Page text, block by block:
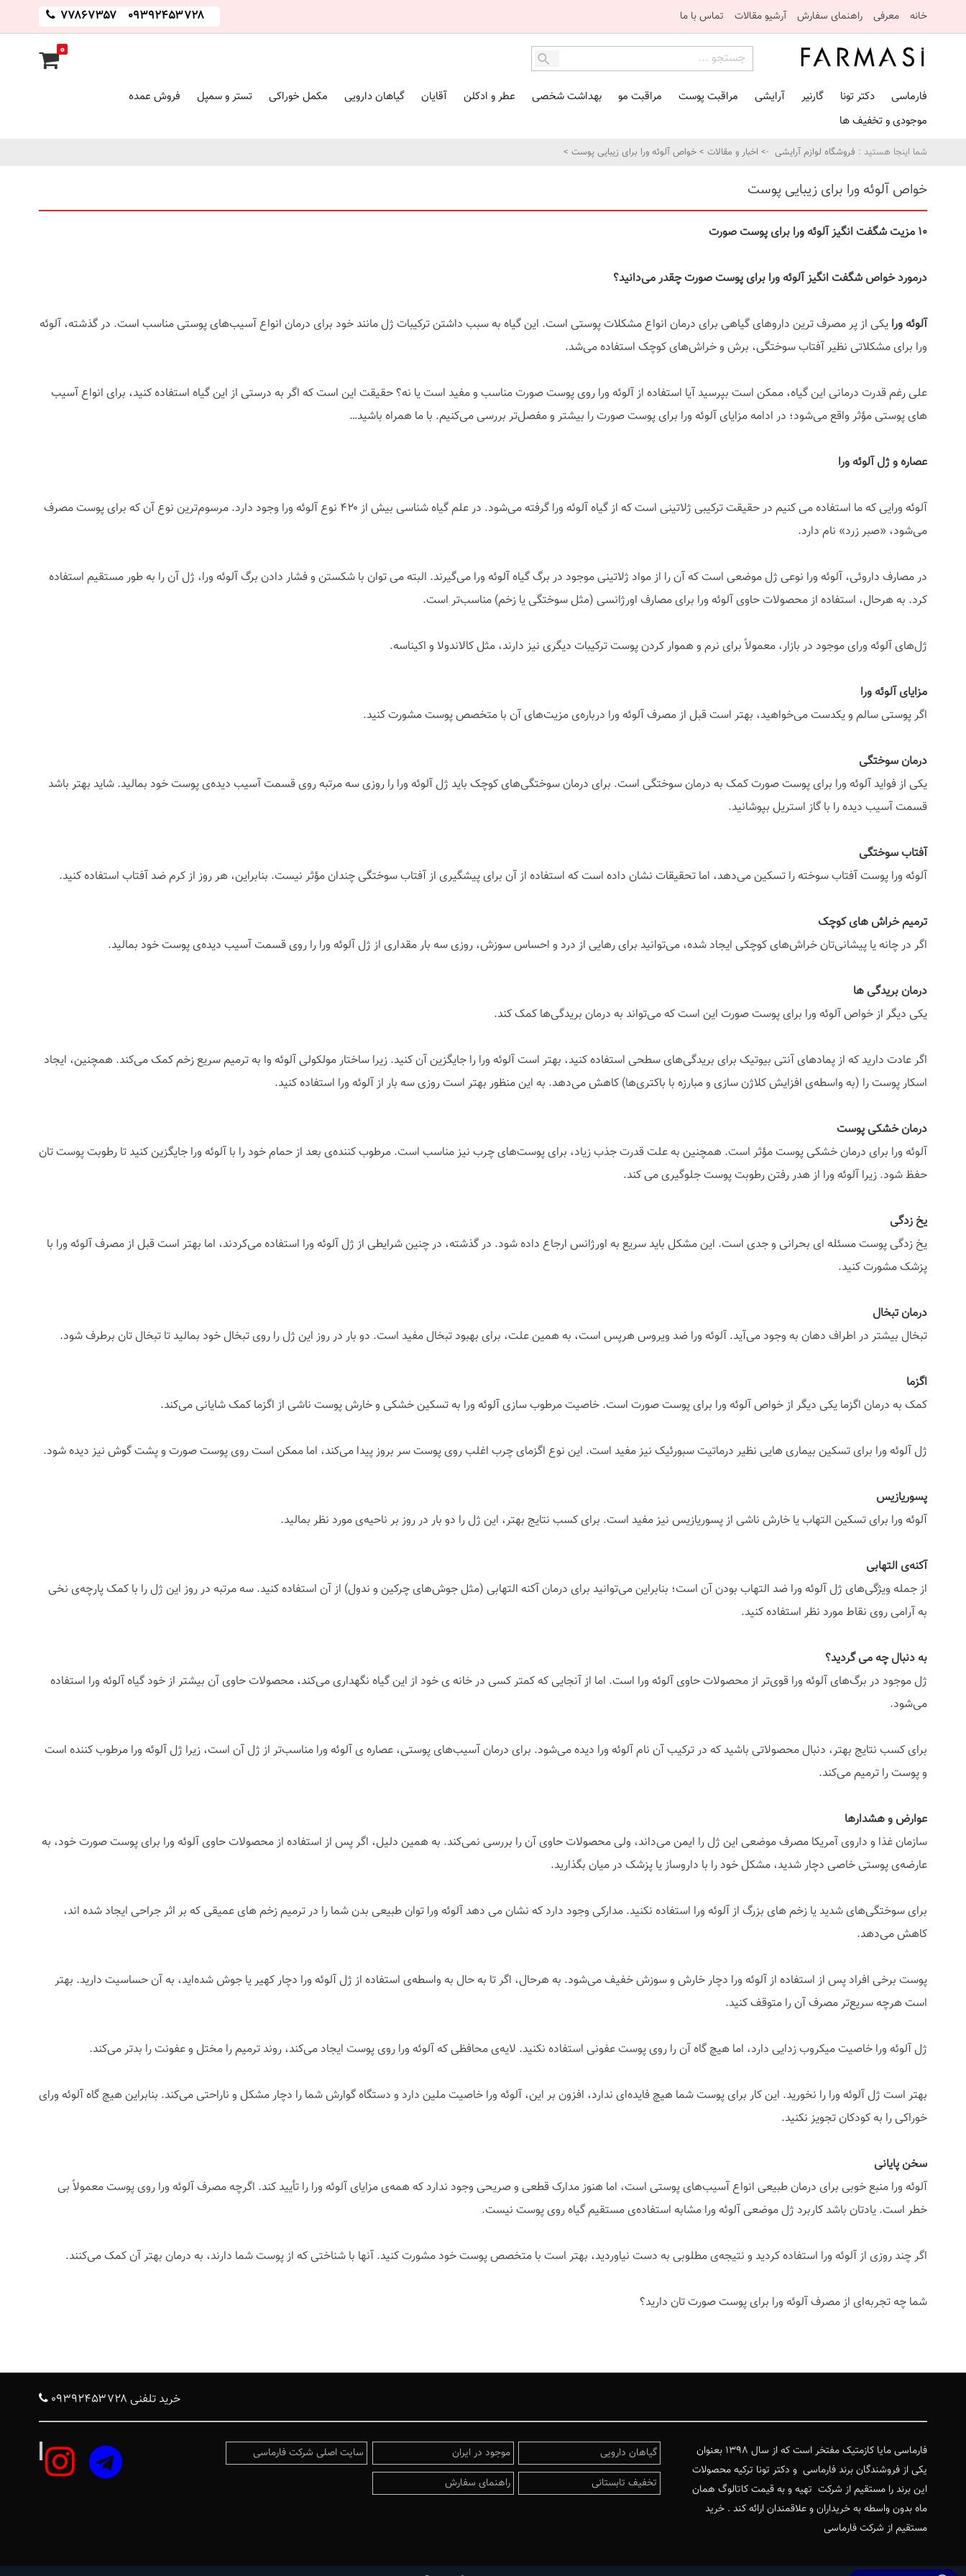
خانه معرفی راهنمای سفارش آرشیو مقالات تماس با ما ۰۹۳۹۲۴۵۳۷۲۸
۷۷۸۶۷۳۵۷
۰
فارماسی دکتر تونا گارنیر آرایشی مراقبت پوست مراقبت مو بهداشت شخصی عطر و ادکلن آقایان گیاهان دارویی مکمل خوراکی تستر و سمپل
فروش عمده
موجودی و تخفیف ها
شما اینجا هستید : فروشگاه لوازم آرایشی -> اخبار و مقالات > خواص آلوئه ورا برای زیبایی پوست >
خواص آلوئه ورا برای زیبایی پوست
۱۰ مزیت شگفت انگیز آلوئه ورا برای پوست صورت
درمورد خواص شگفت انگیز آلوئه ورا برای پوست صورت چقدر می‌دانید؟
آلوئه ورا یکی از پر مصرف ترین داروهای گیاهی برای درمان انواع مشکلات پوستی است. این گیاه به سبب داشتن ترکیبات ژل مانند خود برای درمان انواع آسیب‌های پوستی مناسب است. در گذشته، آلوئه
ورا برای مشکلاتی نظیر آفتاب سوختگی، برش و خراش‌های کوچک استفاده می‌شد.
علی رغم قدرت درمانی این گیاه، ممکن است بپرسید آیا استفاده از آلوئه ورا روی پوست صورت مناسب و مفید است یا نه؟ حقیقت این است که اگر به درستی از این گیاه استفاده کنید، برای انواع آسیب
های پوستی مؤثر واقع می‌شود؛ در ادامه مزایای آلوئه ورا برای پوست صورت را بیشتر و مفصل‌تر بررسی می‌‎کنیم. با ما همراه باشید…
عصاره و ژل آلوئه ورا
آلوئه ورایی که ما استفاده می کنیم در حقیقت ترکیبی ژلاتینی است که از گیاه آلوئه ورا گرفته می‌شود. در علم گیاه شناسی بیش از ۴۲۰ نوع آلوئه ورا وجود دارد. مرسوم‌ترین نوع آن که برای پوست مصرف
می‌شود، «صبر زرد» نام دارد.
در مصارف داروئی، آلوئه ورا نوعی ژل موضعی است که آن را از مواد ژلاتینی موجود در برگ گیاه آلوئه ورا می‌گیرند. البته می توان با شکستن و فشار دادن برگ آلوئه ورا، ژل آن را به طور مستقیم استفاده
کرد. به هرحال، استفاده از محصولات حاوی آلوئه ورا برای مصارف اورژانسی (مثل سوختگی یا زخم) مناسب‌تر است.
ژل‌های آلوئه ورای موجود در بازار، معمولاً برای نرم و هموار کردن پوست ترکیبات دیگری نیز دارند، مثل کالاندولا و اکیناسه.
مزایای آلوئه ورا
اگر پوستی سالم و یکدست می‌خواهید، بهتر است قبل از مصرف آلوئه ورا درباره‌ی مزیت‌های آن با متخصص پوست مشورت کنید.
درمان سوختگی
یکی از فواید آلوئه ورا برای پوست صورت کمک به درمان سوختگی است. برای درمان سوختگی‌های کوچک باید ژل آلوئه ورا را روزی سه مرتبه روی قسمت آسیب دیده‌ی پوست خود بمالید. شاید بهتر باشد
قسمت آسیب دیده را با گاز استریل بپوشانید.
آفتاب سوختگی
آلوئه ورا پوست آفتاب سوخته را تسکین می‌دهد، اما تحقیقات نشان داده است که استفاده از آن برای پیشگیری از آفتاب سوختگی چندان مؤثر نیست. بنابراین، هر روز از کرم ضد آفتاب استفاده کنید.
ترمیم خراش های کوچک
اگر در چانه یا پیشانی‌تان خراش‌های کوچکی ایجاد شده، می‌توانید برای رهایی از درد و احساس سوزش، روزی سه بار مقداری از ژل آلوئه ورا را روی قسمت آسیب دیده‌ی پوست خود بمالید.
درمان بریدگی ها
یکی دیگر از خواص آلوئه ورا برای پوست صورت این است که می‌تواند به درمان بریدگی‌ها کمک کند.
اگر عادت دارید که از پمادهای آنتی بیوتیک برای بریدگی‌های سطحی استفاده کنید، بهتر است آلوئه ورا را جایگزین آن کنید. زیرا ساختار مولکولی آلوئه وا به ترمیم سریع زخم کمک می‌کند. همچنین، ایجاد
اسکار پوست را (به واسطه‌ی افزایش کلاژن سازی و مبارزه با باکتری‌ها) کاهش می‌دهد. به این منظور بهتر است روزی سه بار از آلوئه ورا استفاده کنید.
درمان خشکی پوست
آلوئه ورا برای درمان خشکی پوست مؤثر است. همچنین به علت قدرت جذب زیاد، برای پوست‌های چرب نیز مناسب است. مرطوب کننده‌ی بعد از حمام خود را با آلوئه ورا جایگزین کنید تا رطوبت پوست تان
حفظ شود. زیرا آلوئه ورا از هدر رفتن رطوبت پوست جلوگیری می کند.
یخ زدگی
یخ زدگی پوست مسئله ای بحرانی و جدی است. این مشکل باید سریع به اورژانس ارجاع داده شود. در گذشته‌، در چنین شرایطی از ژل آلوئه ورا استفاده می‌کردند، اما بهتر است قبل از مصرف آلوئه ورا با
پزشک مشورت کنید.
درمان تبخال
تبخال بیشتر در اطراف دهان به وجود می‌آید. آلوئه ورا ضد ویروس هرپس است، به همین علت، برای بهبود تبخال مفید است. دو بار در روز این ژل را روی تبخال خود بمالید تا تبخال تان برطرف شود.
اگزما
کمک به درمان اگزما یکی دیگر از خواص آلوئه ورا برای پوست صورت است. خاصیت مرطوب سازی آلوئه ورا به تسکین خشکی و خارش پوست ناشی از اگزما کمک شایانی می‌کند.
ژل آلوئه ورا برای تسکین بیماری هایی نظیر درماتیت سبورئیک نیز مفید است. این نوع اگزمای چرب اغلب روی پوست سر بروز پیدا می‌کند، اما ممکن است روی پوست صورت و پشت گوش‌ نیز دیده شود.
پسوریازیس
آلوئه ورا برای تسکین التهاب یا خارش ناشی از پسوریازیس نیز مفید است. برای کسب نتایج بهتر، این ژل را دو بار در روز بر ناحیه‌ی مورد نظر بمالید.
آکنه‌ی التهابی
از جمله ویژگی‌های ژل آلوئه ورا ضد التهاب بودن آن است؛ بنابراین می‌توانید برای درمان آکنه‌ التهابی (مثل جوش‌های چرکین و ندول) از آن استفاده کنید. سه مرتبه در روز این ژل را با کمک پارچه‌ی نخی
به آرامی روی نقاط مورد نظر استفاده کنید.
به دنبال چه می گردید؟
ژل موجود در برگ‌های آلوئه ورا قوی‌تر از محصولات حاوی آلوئه ورا است. اما از آنجایی که کمتر کسی در خانه ی خود از این گیاه نگهداری می‌کند، محصولات حاوی آن بیشتر از خود گیاه آلوئه ورا استفاده
می‌شود.
برای کسب نتایج بهتر، دنبال محصولاتی باشید که در ترکیب آن نام آلوئه ورا دیده می‌شود. برای درمان آسیب‌های پوستی، عصاره ی آلوئه ورا مناسب‌تر از ژل آن است، زیرا ژل آلوئه ورا مرطوب کننده است
و پوست را ترمیم می‌کند.
عوارض و هشدارها
سازمان غذا و داروی آمریکا مصرف موضعی این ژل را ایمن می‌داند، ولی محصولات حاوی آن را بررسی نمی‌کند. به همین دلیل، اگر پس از استفاده از محصولات حاوی آلوئه ورا برای پوست صورت خود، به
عارضه‌ی پوستی خاصی دچار شدید، مشکل خود را با داروساز یا پزشک در میان بگذارید.
برای سوختگی‌های شدید یا زخم های بزرگ از آلوئه ورا استفاده نکنید. مدارکی وجود دارد که نشان می دهد آلوئه ورا توان طبیعی بدن شما را در ترمیم زخم های عمیقی که بر اثر جراحی ایجاد شده اند،
کاهش می‌دهد.
پوست برخی افراد پس از استفاده از آلوئه ورا دچار خارش و سوزش خفیف می‌شود. به هرحال، اگر تا به حال به واسطه‌ی استفاده از ژل آلوئه ورا دچار کهیر یا جوش شده‌اید، به آن حساسیت دارید. بهتر
است هرچه سریع‌تر مصرف آن را متوقف کنید.
ژل آلوئه ورا خاصیت میکروب زدایی دارد، اما هیچ گاه آن را روی پوست عفونی استفاده نکنید. لایه‌ی محافظی که آلوئه ورا روی پوست ایجاد می‌کند، روند ترمیم را مختل و عفونت را بدتر می‌کند.
بهتر است ژل آلوئه ورا را نخورید. این کار برای پوست شما هیچ فایده‌ای ندارد، افزون بر این، آلوئه ورا خاصیت ملین دارد و دستگاه گوارش شما را دچار مشکل و ناراحتی می‌کند. بنابراین هیچ گاه آلوئه ورای
خوراکی را به کودکان تجویز نکنید.
سخن پایانی
آلوئه ورا منبع خوبی برای درمان طبیعی انواع آسیب‌های پوستی است، اما هنوز مدارک قطعی و صریحی وجود ندارد که همه‌ی مزایای آلوئه ورا را تأیید کند. اگرچه مصرف آلوئه ورا روی پوست معمولاً بی
خطر است. یادتان باشد کاربرد ژل موضعی آلوئه ورا مشابه استفاده‌ی مستقیم گیاه روی پوست نیست.
اگر چند روزی از آلوئه ورا استفاده کردید و نتیجه‌ی مطلوبی به دست نیاوردید، بهتر است با متخصص پوست خود مشورت کنید. آنها با شناختی که از پوست شما دارند، به درمان بهتر آن کمک می‌کنند.
شما چه تجربه‌ای از مصرف آلوئه ورا برای پوست صورت تان دارید؟
خرید تلفنی ۰۹۳۹۲۴۵۳۷۲۸
فارماسی مایا کازمتیک مفتخر است که از سال ۱۳۹۸ بعنوان
یکی از فروشندگان برند فارماسی و دکتر تونا ترکیه محصولات
این برند را مستقیم از شرکت تهیه و به قیمت کاتالوگ همان
ماه بدون واسطه به خریداران و علاقمندان ارائه کند . خرید
مستقیم از شرکت فارماسی
گیاهان دارویی موجود در ایران
سایت اصلی شرکت فارماسی
تخفیف تابستانی
راهنمای سفارش